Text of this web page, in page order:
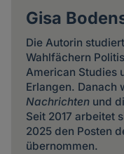
Gisa
Die Autorin
Wahlfächern
American Studies
Erlangen. Danach
Nachrichtenund
Seit 2017 arbeitet
2025 den Posten
übernommen.